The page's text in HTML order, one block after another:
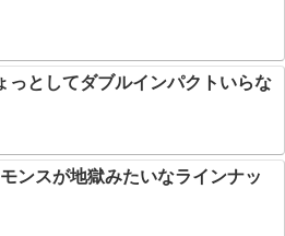
っとしてダブルインパクトいらな
ンスが地獄みたいなラインナッ